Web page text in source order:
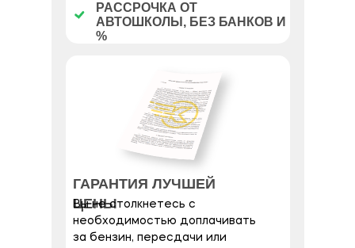
РАССРОЧКА ОТ
АВТОШКОЛЫ, БЕЗ БАНКОВ И
%
ГАРАНТИЯ ЛУЧШЕЙ
ЦЕНЫ
Вы не столкнетесь с
необходимостью доплачивать
за бензин, пересдачи или